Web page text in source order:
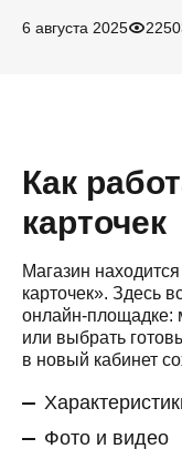
6 августа 2025 2250
Как
карточек
Магазин
карточек». Здесь
онлайн-площадке:
или выбрать
в новый кабинет
Фото и видео